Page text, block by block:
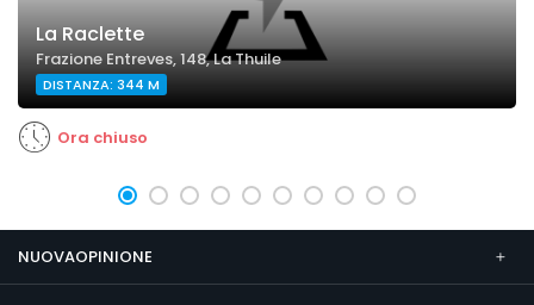
La Raclette
Frazione Entreves, 148, La Thuile
DISTANZA: 344 M
Ora chiuso
NUOVAOPINIONE